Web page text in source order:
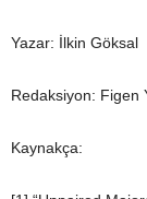
Yazar: İlkin Göksal
Redaksiyon: Figen
Kaynakça: